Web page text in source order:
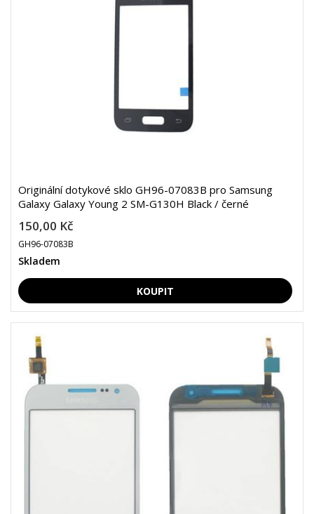
Originální dotykové sklo GH96-07083B pro Samsung
Galaxy Galaxy Young 2 SM-G130H Black / černé
150,00 Kč
GH96-07083B
Skladem